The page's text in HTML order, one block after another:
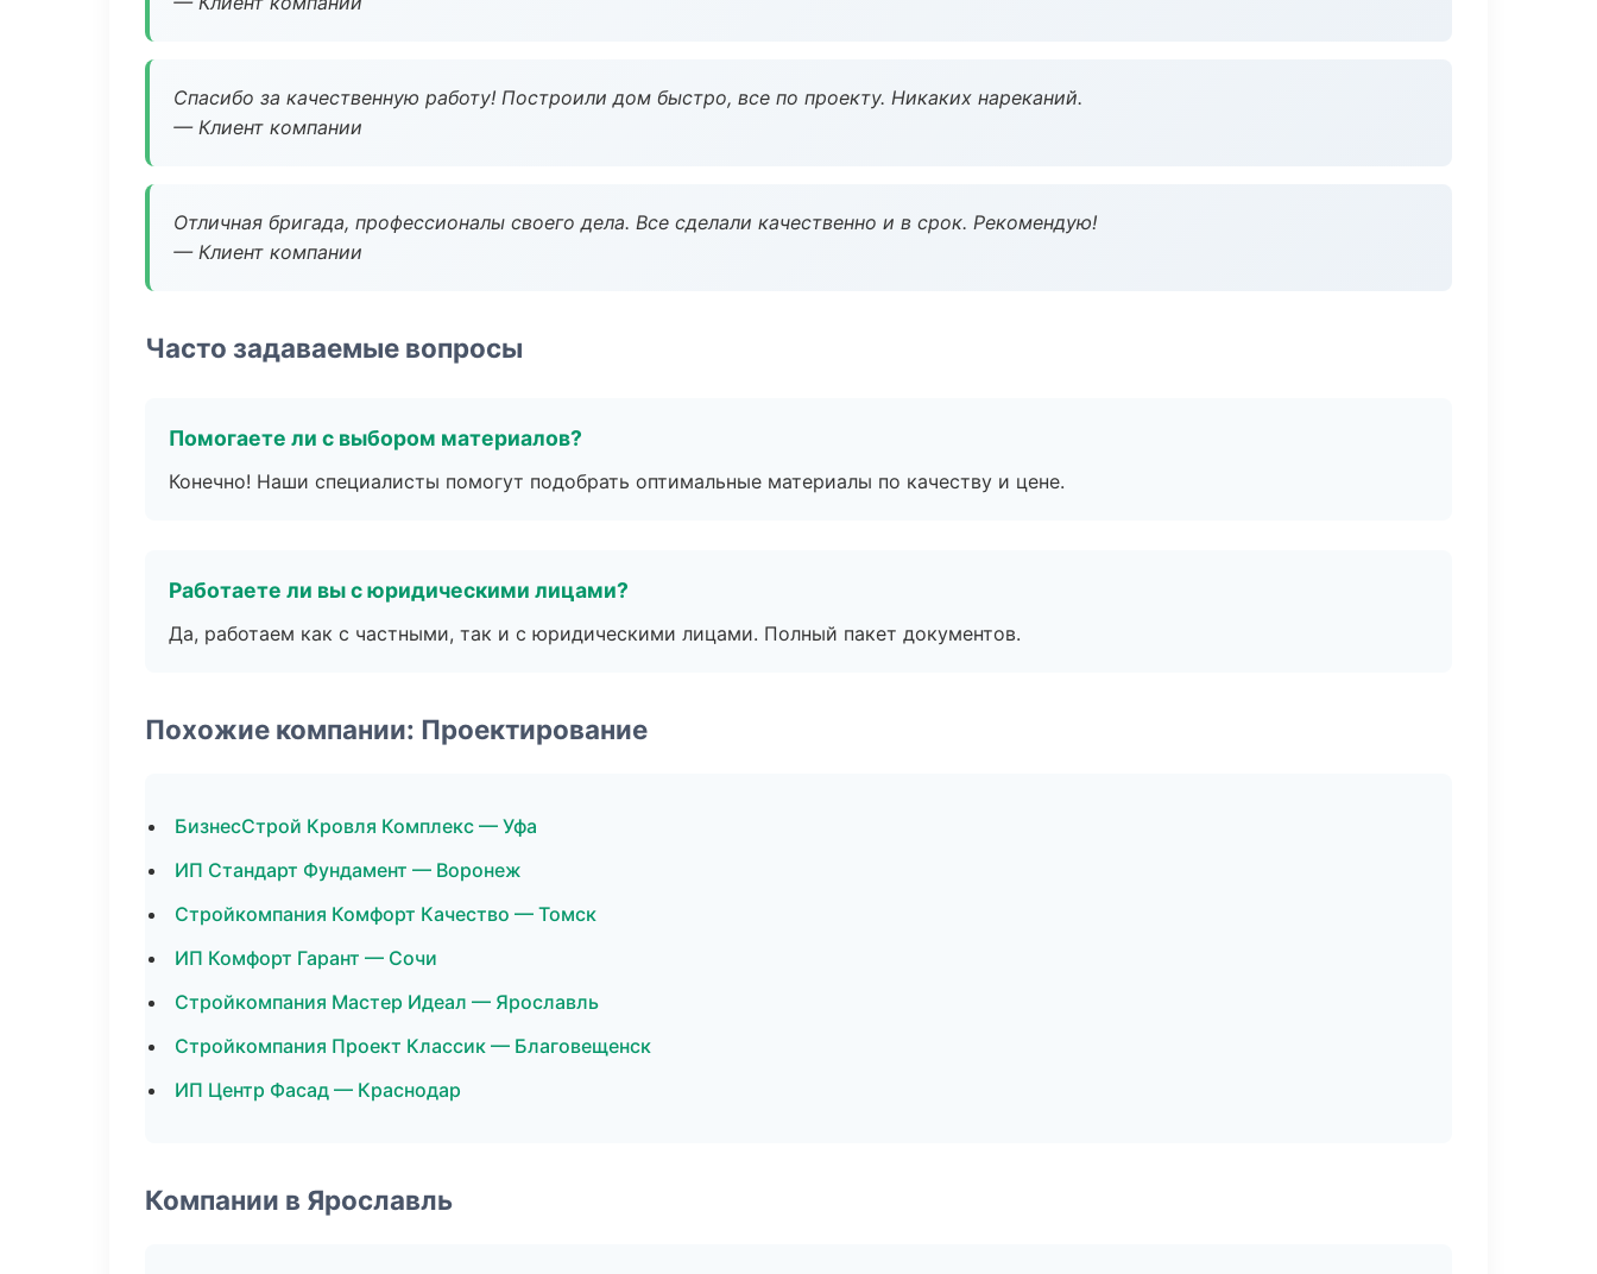
Спасибо за качественную работу! Построили дом быстро, все по проекту. Никаких нареканий.
— Клиент компании
Отличная бригада, профессионалы своего дела. Все сделали качественно и в срок. Рекомендую!
— Клиент компании
Часто задаваемые вопросы
Помогаете ли с выбором материалов?
Конечно! Наши специалисты помогут подобрать оптимальные материалы по качеству и цене.
Работаете ли вы с юридическими лицами?
Да, работаем как с частными, так и с юридическими лицами. Полный пакет документов.
Похожие компании: Проектирование
БизнесСтрой Кровля Комплекс — Уфа
ИП Стандарт Фундамент — Воронеж
Стройкомпания Комфорт Качество — Томск
ИП Комфорт Гарант — Сочи
Стройкомпания Мастер Идеал — Ярославль
Стройкомпания Проект Классик — Благовещенск
ИП Центр Фасад — Краснодар
Компании в Ярославль